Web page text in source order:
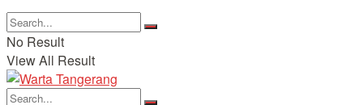
No Result
View All Result